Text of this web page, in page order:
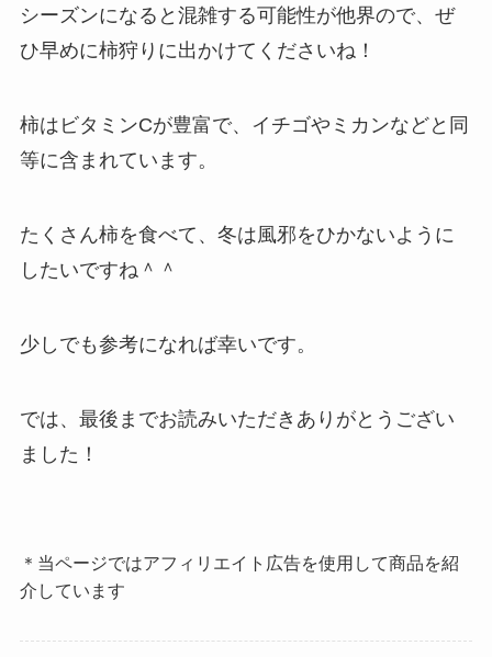
シーズンになると混雑する可能性が他界ので、ぜ
ひ早めに柿狩りに出かけてくださいね！
柿はビタミンCが豊富で、イチゴやミカンなどと同
等に含まれています。
たくさん柿を食べて、冬は風邪をひかないように
したいですね＾＾
少しでも参考になれば幸いです。
では、最後までお読みいただきありがとうござい
ました！
＊当ページではアフィリエイト広告を使用して商品を紹
介しています